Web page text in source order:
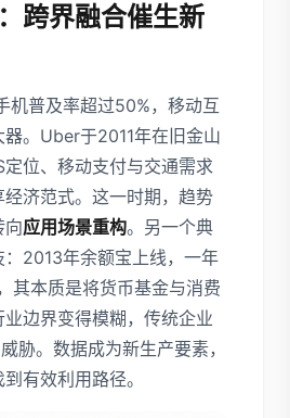
跨界融合催生新
机普及率超过50%，移动互
。Uber于2011年在旧金山
位、移动支付与交通需求
济范式。这一时期，趋势
向应用场景重构。另一个典
2013年余额宝上线，一年
其本质是将货币基金与消费
边界变得模糊，传统企业
胁。数据成为新生产要素，
有效利用路径。